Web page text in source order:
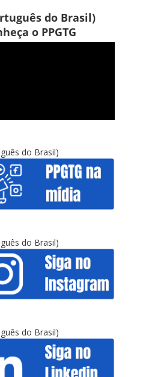
do Brasil)
o PPGTG
do Brasil)
do Brasil)
do Brasil)